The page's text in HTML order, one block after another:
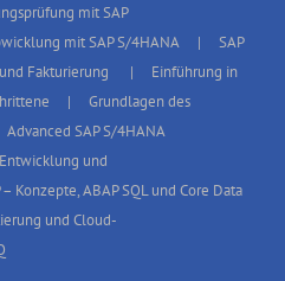
mit SAP
mit SAP S/4HANA
SAP
Fakturierung
Einführung in
Grundlagen des
Advanced SAP S/4HANA
und
– Konzepte, ABAP SQL und Core Data
und Cloud-